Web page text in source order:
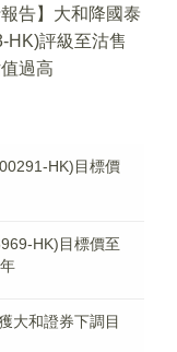
報告】大和降國泰
HK)評級至沽售
過高
HK)目標價
HK)目標價至
大和證券下調目